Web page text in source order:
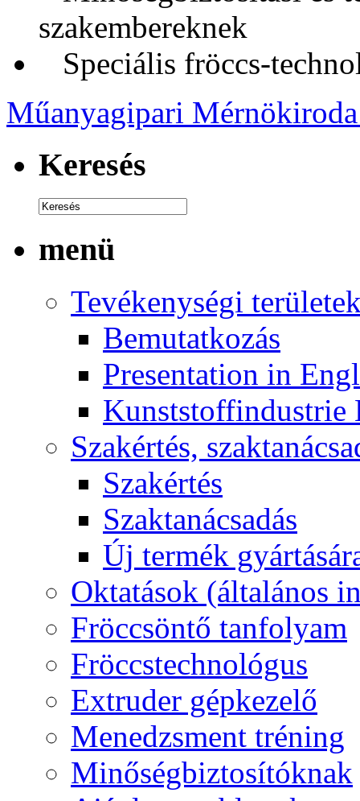
szakembereknek
Speciális fröccs-
Műanyagipari
Keresés
menü
Tevékenységi
Bemutatkozás
Presentation in
Kunststoffindustrie
Szakértés,
Szakértés
Szaktanácsadás
Új termék
Oktatások (általános
Fröccsöntő tanfolyam
Fröccstechnológus
Extruder gépkezelő
Menedzsment tréning
Minőségbiztosítóknak